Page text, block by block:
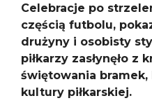
Celebracje po
częścią futbolu,
drużyny i osobisty
piłkarzy zasłynęło z
świętowania
kultury piłkarskiej.